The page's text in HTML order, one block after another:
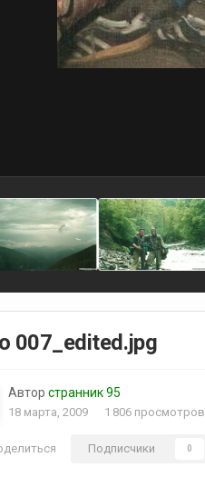
007_edited.jpg
Авторстранник 95
18 марта, 2009 1 806 просмотров
Подписчики 0